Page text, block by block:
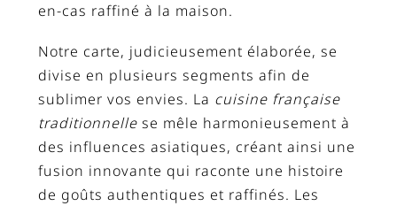
en-cas raffiné à la maison.
Notre carte, judicieusement élaborée, se
divise en plusieurs segments afin de
sublimer vos envies. La cuisine française
traditionnellese mêle harmonieusement à
des influences asiatiques, créant ainsi une
fusion innovante qui raconte une histoire
de goûts authentiques et raffinés. Les